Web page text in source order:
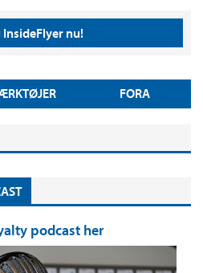
nu!
FORA
podcast her